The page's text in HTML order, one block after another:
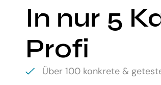
In nur 5
Profi
Über 100 konkrete &